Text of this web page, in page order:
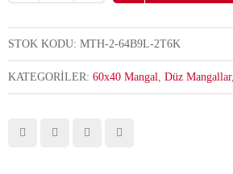
STOK KODU: MTH-2-64B9L‐2T6K
KATEGORILER: 60x40 Mangal Düz Mangallar,